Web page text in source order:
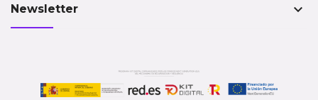
Newsletter keyboard_arrow_down